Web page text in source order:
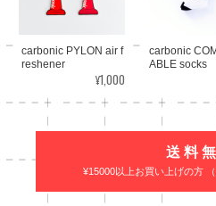
carbonic PYLON air f
reshener
¥1,000
carbonic
ABLE socks
送 料
¥15000以上お買い上げの方